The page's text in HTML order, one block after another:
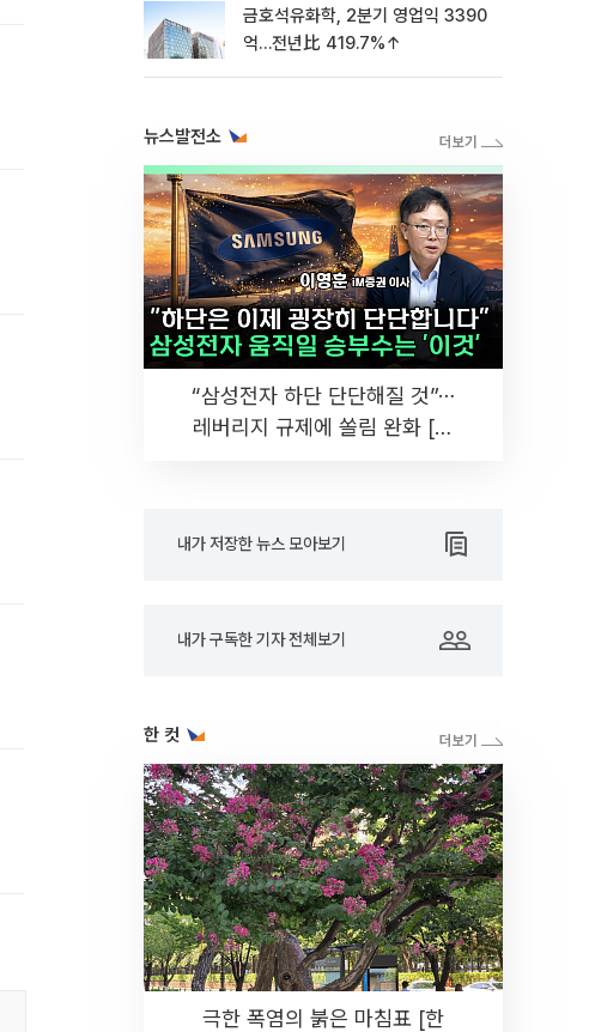
금호석유화학, 2분기 영업익 3390
억…전년比 419.7%↑
뉴스발전소
“삼성전자 하단 단단해질 것”⋯
레버리지 규제에 쏠림 완화 [찐
내가 저장한 뉴스 모아보기
내가 구독한 기자 전체보기
한 컷
극한 폭염의 붉은 마침표 [한